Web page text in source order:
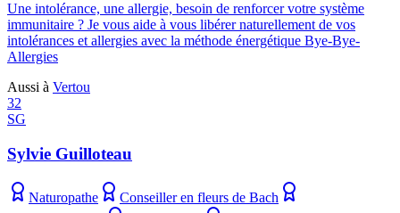
Une intolérance, une allergie, besoin de renforcer votre système
immunitaire ? Je vous aide à vous libérer naturellement de vos
intolérances et allergies avec la méthode énergétique Bye-Bye-
Allergies
Aussi à Vertou
32
SG
Sylvie Guilloteau
Naturopathe
Conseiller en fleurs de Bach